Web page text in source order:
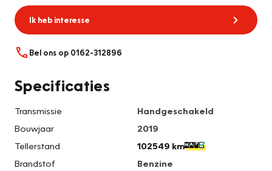
Ik heb interesse
Bel ons op 0162-312896
Specificaties
Transmissie
Handgeschakeld
Bouwjaar
2019
Tellerstand
102549 km
Brandstof
Benzine